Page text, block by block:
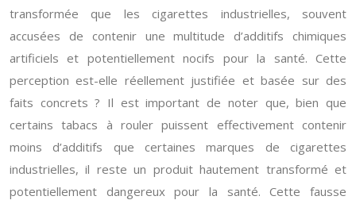
transformée que les cigarettes industrielles, souvent
accusées de contenir une multitude d’additifs chimiques
artificiels et potentiellement nocifs pour la santé. Cette
perception est-elle réellement justifiée et basée sur des
faits concrets ? Il est important de noter que, bien que
certains tabacs à rouler puissent effectivement contenir
moins d’additifs que certaines marques de cigarettes
industrielles, il reste un produit hautement transformé et
potentiellement dangereux pour la santé. Cette fausse